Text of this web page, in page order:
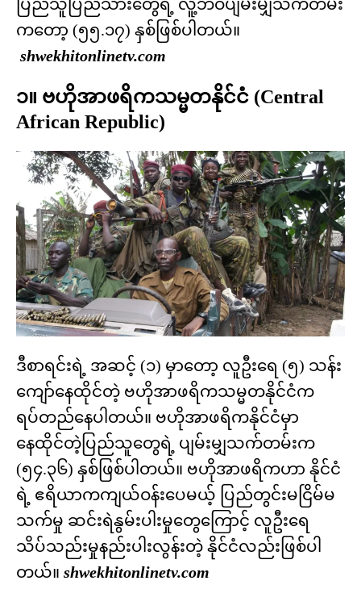
ပြည်သူပြည်သားတွေရဲ့ လူ့ဘဝပျမ်းမျှသက်တမ်း
ကတော့ (၅၅.၁၇) နှစ်ဖြစ်ပါတယ်။
shwekhitonlinetv.com
၁။ ဗဟိုအာဖရိကသမ္မတနိုင်ငံ (Central
African Republic)
ဒီစာရင်းရဲ့ အဆင့် (၁) မှာတော့ လူဦးရေ (၅) သန်း
ကျော်နေထိုင်တဲ့ ဗဟိုအာဖရိကသမ္မတနိုင်ငံက
ရပ်တည်နေပါတယ်။ ဗဟိုအာဖရိကနိုင်ငံမှာ
နေထိုင်တဲ့ပြည်သူတွေရဲ့ ပျမ်းမျှသက်တမ်းက
(၅၄.၃၆) နှစ်ဖြစ်ပါတယ်။ ဗဟိုအာဖရိကဟာ နိုင်ငံ
ရဲ့ ဧရိယာကကျယ်ဝန်းပေမယ့် ပြည်တွင်းမငြိမ်မ
သက်မှု ဆင်းရဲနွမ်းပါးမှုတွေကြောင့် လူဦးရေ
သိပ်သည်းမှုနည်းပါးလွန်းတဲ့ နိုင်ငံလည်းဖြစ်ပါ
တယ်။ shwekhitonlinetv.com